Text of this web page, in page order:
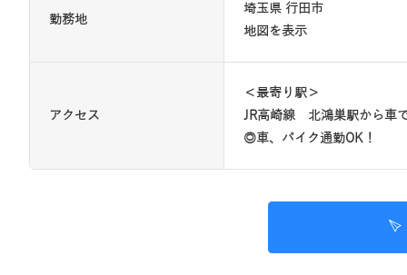
勤務地
埼玉県 行田市
地図を表示
アクセス
＜最寄り駅＞
JR高崎線 北鴻巣駅から車
◎車、バイク通勤OK！